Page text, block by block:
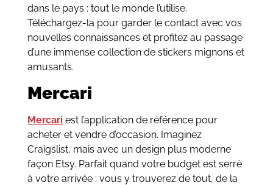
dans le pays : tout le monde l’utilise.
Téléchargez-la pour garder le contact avec vos
nouvelles connaissances et profitez au passage
d’une immense collection de stickers mignons et
amusants.
Mercari
Mercari est l’application de référence pour
acheter et vendre d’occasion. Imaginez
Craigslist, mais avec un design plus moderne
façon Etsy. Parfait quand votre budget est serré
à votre arrivée : vous y trouverez de tout, de la